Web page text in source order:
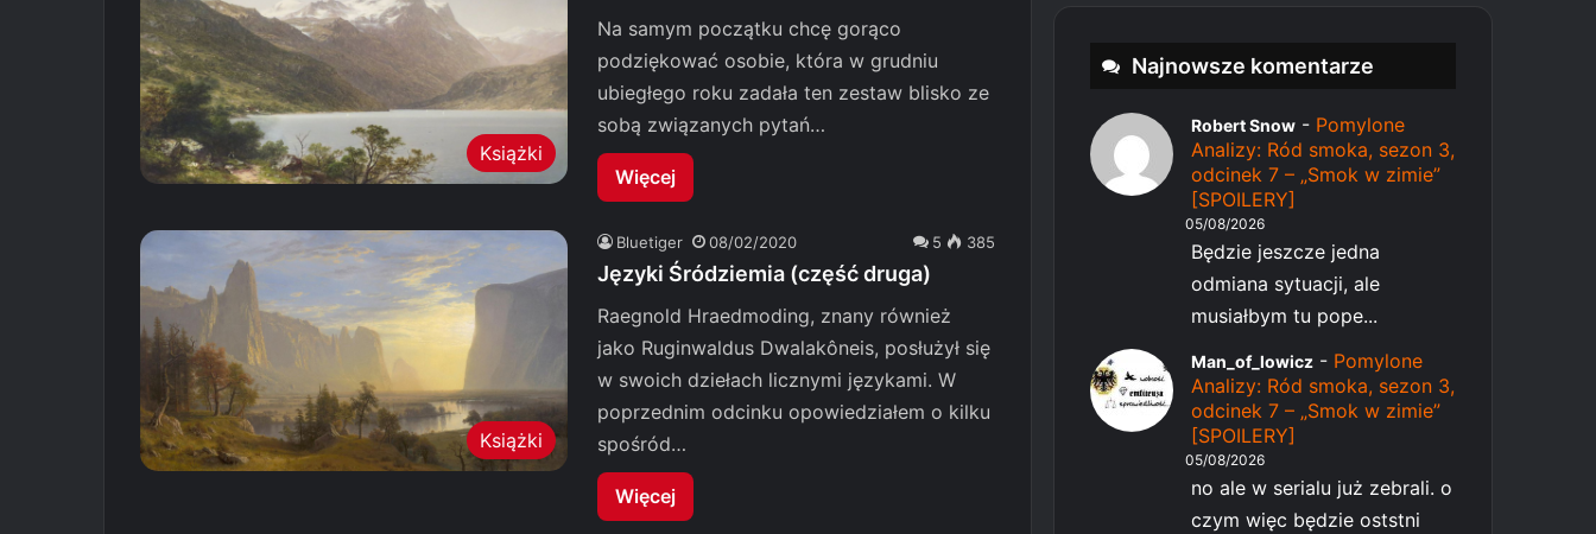
Książki
Na samym początku chcę gorąco
podziękować osobie, która w grudniu
ubiegłego roku zadała ten zestaw blisko ze
sobą związanych pytań…
Więcej
Książki
Bluetiger 08/02/2020 5 385
Języki Śródziemia (część druga)
Raegnold Hraedmoding, znany również
jako Ruginwaldus Dwalakôneis, posłużył się
w swoich dziełach licznymi językami. W
poprzednim odcinku opowiedziałem o kilku
spośród…
Więcej
Najnowsze komentarze
Robert Snow - Pomylone
Analizy: Ród smoka, sezon 3,
odcinek 7 – „Smok w zimie”
[SPOILERY]
05/08/2026
Będzie jeszcze jedna
odmiana sytuacji, ale
musiałbym tu pope...
Man_of_lowicz - Pomylone
Analizy: Ród smoka, sezon 3,
odcinek 7 – „Smok w zimie”
[SPOILERY]
05/08/2026
no ale w serialu już zebrali. o
czym więc będzie oststni